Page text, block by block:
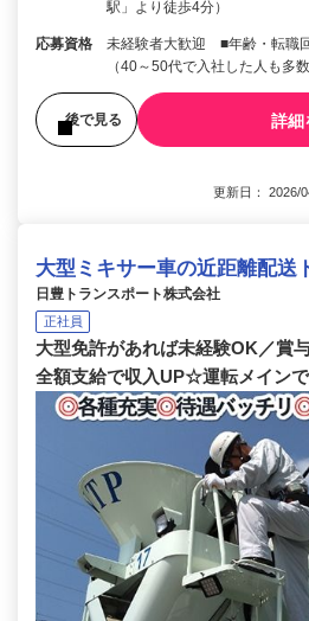
駅」より徒歩4分）
応募資格
未経験者大歓迎 ■年齢・転職
（40～50代で入社した人も
後で見る 詳細
更新日： 2026/
大型ミキサー車の近距離配送
日豊トランスポート株式会社
正社員
大型免許があれば未経験OK／賞
全額支給で収入UP☆運転メインで